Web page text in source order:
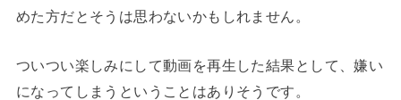
めた方だとそうは思わないかもしれません。
ついつい楽しみにして動画を再生した結果として、嫌い
になってしまうということはありそうです。